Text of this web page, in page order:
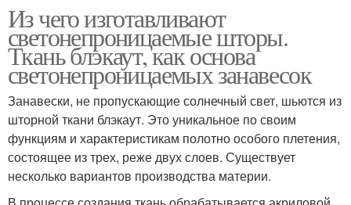
Из чего изготавливают
светонепроницаемые шторы.
Ткань блэкаут, как основа
светонепроницаемых занавесок
Занавески, не пропускающие солнечный свет, шьются из
шторной ткани блэкаут. Это уникальное по своим
функциям и характеристикам полотно особого плетения,
состоящее из трех, реже двух слоев. Существует
несколько вариантов производства материи.